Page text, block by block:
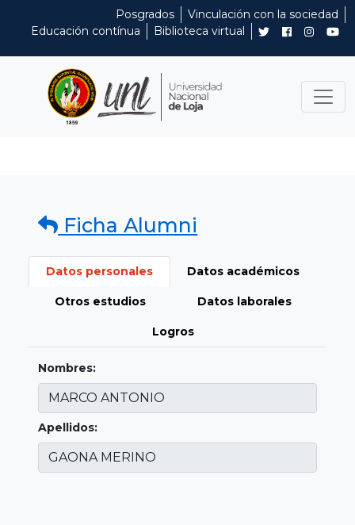
Posgrados
Vinculación con la sociedad
Educación contínua
Biblioteca virtual
Ficha Alumni
Datos personales Datos académicos
Otros estudios Datos laborales
Logros
Nombres:
Apellidos: